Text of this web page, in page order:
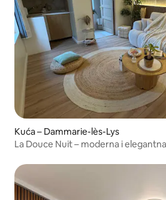
Kuća – Dammarie-lès-Lys
La Douce Nuit – moderna i